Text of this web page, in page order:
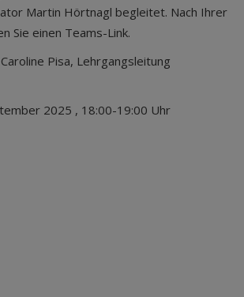
Martin Hörtnagl begleitet. Nach Ihrer
Sie einen Teams-Link.
Pisa, Lehrgangsleitung
2025 , 18:00-19:00 Uhr